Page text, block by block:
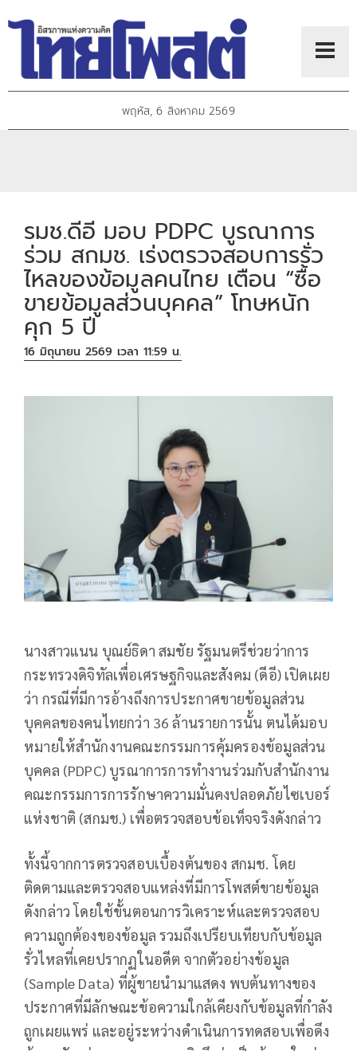
พฤหัส, 6 สิงหาคม 2569
รมช.ดีอี มอบ PDPC บูรณาการ
ร่วม สกมช. เร่งตรวจสอบการรั่ว
ไหลของข้อมูลคนไทย เตือน “ซื้อ
ขายข้อมูลส่วนบุคคล” โทษหนัก
คุก 5 ปี
16 มิถุนายน 2569 เวลา 11:59 น.
นางสาวแนน บุณย์ธิดา สมชัย รัฐมนตรีช่วยว่าการ
กระทรวงดิจิทัลเพื่อเศรษฐกิจและสังคม (ดีอี) เปิดเผย
ว่า กรณีที่มีการอ้างถึงการประกาศขายข้อมูลส่วน
บุคคลของคนไทยกว่า 36 ล้านรายการนั้น ตนได้มอบ
หมายให้สำนักงานคณะกรรมการคุ้มครองข้อมูลส่วน
บุคคล (PDPC) บูรณาการการทำงานร่วมกับสำนักงาน
คณะกรรมการการรักษาความมั่นคงปลอดภัยไซเบอร์
แห่งชาติ (สกมช.) เพื่อตรวจสอบข้อเท็จจริงดังกล่าว
ทั้งนี้จากการตรวจสอบเบื้องต้นของ สกมช. โดย
ติดตามและตรวจสอบแหล่งที่มีการโพสต์ขายข้อมูล
ดังกล่าว โดยใช้ขั้นตอนการวิเคราะห์และตรวจสอบ
ความถูกต้องของข้อมูล รวมถึงเปรียบเทียบกับข้อมูล
รั่วไหลที่เคยปรากฏในอดีต จากตัวอย่างข้อมูล
(Sample Data) ที่ผู้ขายนำมาแสดง พบต้นทางของ
ประกาศที่มีลักษณะข้อความใกล้เคียงกับข้อมูลที่กำลัง
ถูกเผยแพร่ และอยู่ระหว่างดำเนินการทดสอบเพื่อดึง